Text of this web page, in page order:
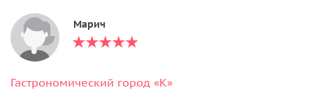
Марич
Гастрономический город «К»